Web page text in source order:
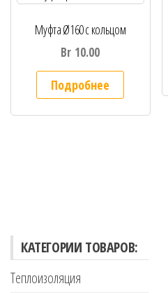
Муфта Ø160 с кольцом
Br 10.00
Подробнее
КАТЕГОРИИ ТОВАРОВ:
Теплоизоляция